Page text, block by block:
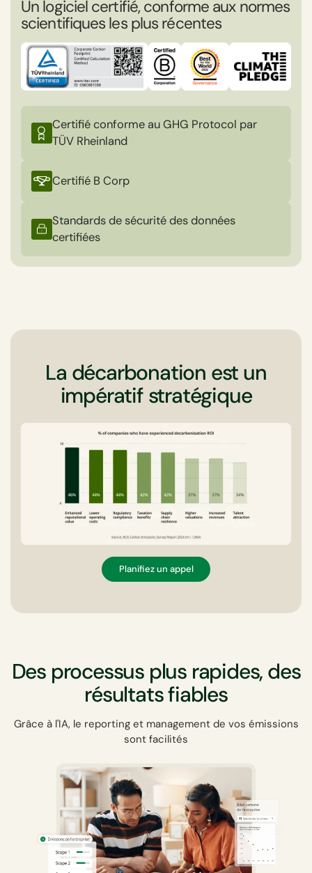
Un logiciel certifié, conforme aux normes
scientifiques les plus récentes
Certifié conforme au GHG Protocol par
TÜV Rheinland
Certifié B Corp
Standards de sécurité des données
certifiées
La décarbonation est un
impératif stratégique
Planifiez un appel
Des processus plus rapides, des
résultats fiables
Grâce à l'IA, le reporting et management de vos émissions
sont facilités